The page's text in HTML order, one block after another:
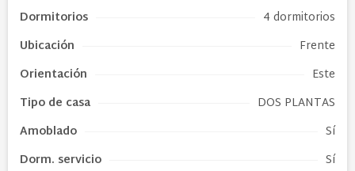
Dormitorios
4 dormitorios
Ubicación
Frente
Orientación
Este
Tipo de casa
DOS PLANTAS
Amoblado
Sí
Dorm. servicio
Sí